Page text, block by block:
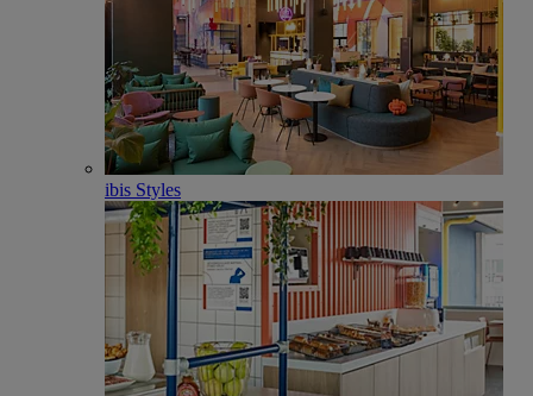
ibis Styles